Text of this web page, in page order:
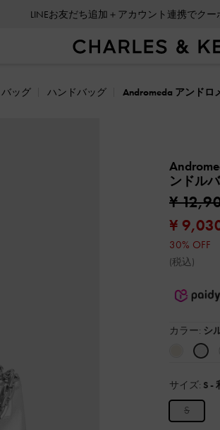
LINEお友だち追加＋アカウント連携でクー
バッグ ハンドバッグ Andromeda アンドロ
ンドル
¥
¥
30% OFF
(税込)
カラー: シ
サイズ: S -
S